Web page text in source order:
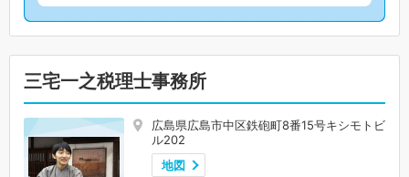
三宅一之税理士事務所
広島県広島市中区鉄砲町8番15号キシモトビ
ル202
地図